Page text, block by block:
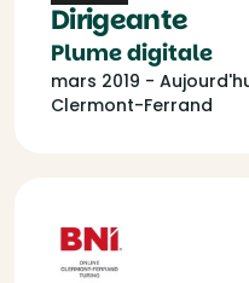
Dirigeante
Plume digitale
mars 2019 -
Clermont-Ferrand